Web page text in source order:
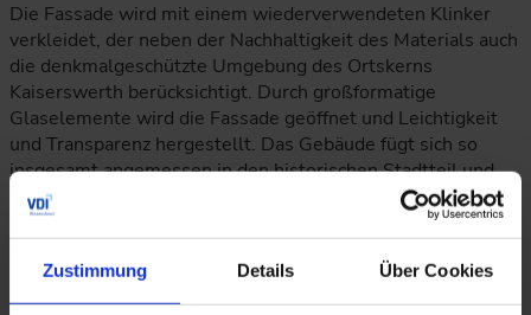
Zustimmung Details Über Cookies
Die Fassade wird mit einem wiederverwendeten Klinker
verkleidet, der neben der Nachhaltigkeit des Materials auch
die denkmalgeschützte Umgebung des Ortskerns
Kaiserswerth berücksichtigt. Durch großformatige
Glaselemente wird die Fassade geöffnet und Leichtigkeit
und Transparenz hergestellt. Das Gebäude fügt sich so
insgesamt angemessen in den historischen Stadtteil und
die umgebende Landschaft ein. Die durchgehende
Orientierung der Fassadengestaltung an dem „Cradle-to-
Gesellschaft für Nachhaltiges Bauen (DGNB) in
vorbildlicher Weise um. Die gesamten verwendeten